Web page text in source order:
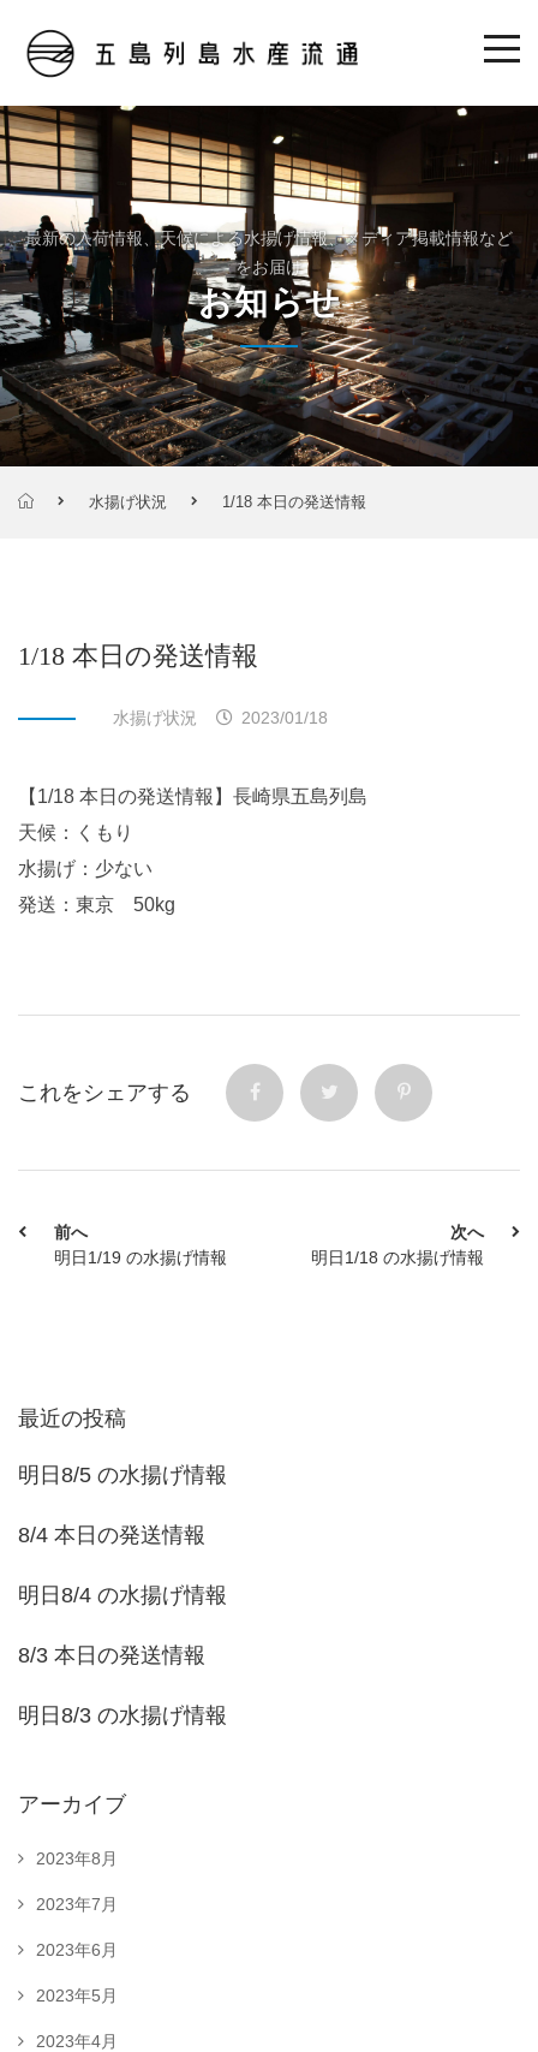
最新の入荷情報、天候による水揚げ情報、メディア掲載情報など
をお届け
お知らせ
水揚げ状況 1/18 本日の発送情報
1/18 本日の発送情報
水揚げ状況 2023/01/18
【1/18 本日の発送情報】長崎県五島列島
天候：くもり
水揚げ：少ない
発送：東京 50kg
これをシェアする
前へ
明日1/19 の水揚げ情報
次へ
明日1/18 の水揚げ情報
最近の投稿
明日8/5 の水揚げ情報
8/4 本日の発送情報
明日8/4 の水揚げ情報
8/3 本日の発送情報
明日8/3 の水揚げ情報
アーカイブ
2023年8月
2023年7月
2023年6月
2023年5月
2023年4月